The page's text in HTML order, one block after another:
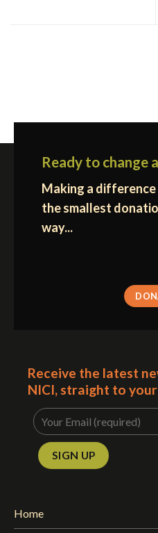
Ready to change
Making a difference
the smallest
way...
Receive the latest
NICI, straight to
Home